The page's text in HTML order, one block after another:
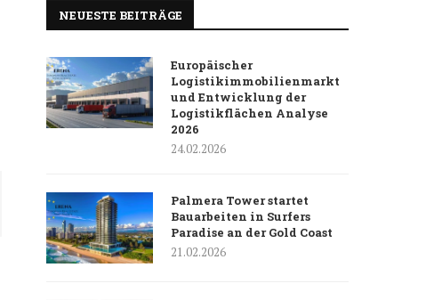
NEUESTE BEITRÄGE
Europäischer
Logistikimmobilienmarkt
und Entwicklung der
Logistikflächen Analyse
2026
24.02.2026
Palmera Tower startet
Bauarbeiten in Surfers
Paradise an der Gold Coast
21.02.2026